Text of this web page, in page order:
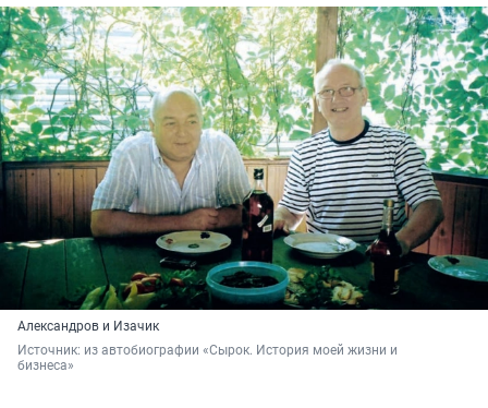
Александров и Изачик
Источник: из автобиографии «Сырок. История моей жизни и
бизнеса»